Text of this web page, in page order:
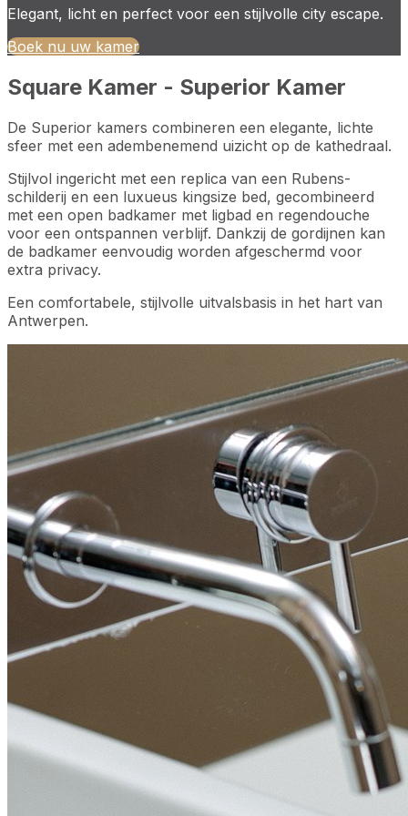
Elegant, licht en perfect voor een stijlvolle city escape.
Boek nu uw kamer
Square Kamer - Superior Kamer
De Superior kamers combineren een elegante, lichte
sfeer met een adembenemend uizicht op de kathedraal.
Stijlvol ingericht met een replica van een Rubens-
schilderij en een luxueus kingsize bed, gecombineerd
met een open badkamer met ligbad en regendouche
voor een ontspannen verblijf. Dankzij de gordijnen kan
de badkamer eenvoudig worden afgeschermd voor
extra privacy.
Een comfortabele, stijlvolle uitvalsbasis in het hart van
Antwerpen.